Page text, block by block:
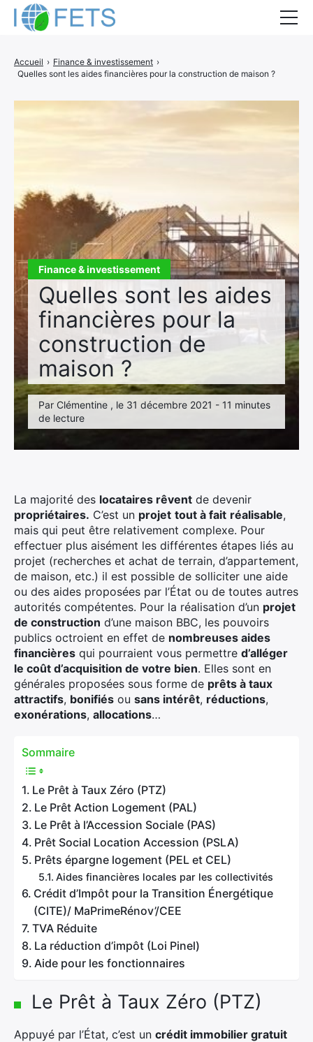
Finance & investissement
Quelles sont les aides
financières pour la
construction de
maison ?
Par Clémentine , le 31 décembre 2021 - 11 minutes
de lecture
Accueil › Finance & investissement ›
Quelles sont les aides financières pour la construction de maison ?
La majorité des locataires rêvent de devenir
propriétaires. C’est un projet tout à fait réalisable,
mais qui peut être relativement complexe. Pour
effectuer plus aisément les différentes étapes liés au
projet (recherches et achat de terrain, d’appartement,
de maison, etc.) il est possible de solliciter une aide
ou des aides proposées par l’État ou de toutes autres
autorités compétentes. Pour la réalisation d’un projet
de construction d’une maison BBC, les pouvoirs
publics octroient en effet de nombreuses aides
financières qui pourraient vous permettre d’alléger
le coût d’acquisition de votre bien. Elles sont en
générales proposées sous forme de prêts à taux
attractifs, bonifiés ou sans intérêt, réductions,
exonérations, allocations…
Sommaire
Le Prêt à Taux Zéro (PTZ)
Le Prêt Action Logement (PAL)
Le Prêt à l’Accession Sociale (PAS)
Prêt Social Location Accession (PSLA)
Prêts épargne logement (PEL et CEL)
Aides financières locales par les collectivités
Crédit d’Impôt pour la Transition Énergétique
(CITE)/ MaPrimeRénov’/CEE
TVA Réduite
La réduction d’impôt (Loi Pinel)
Aide pour les fonctionnaires
Le Prêt à Taux Zéro (PTZ)
Appuyé par l’État, c’est un crédit immobilier gratuit
Actualités
Métiers du BTP
DEVIS